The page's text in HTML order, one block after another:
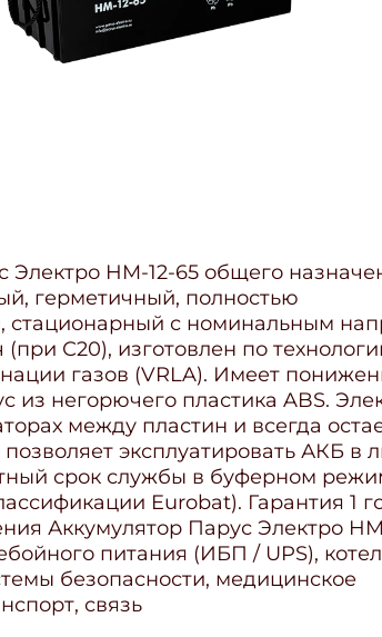
Электро HM-12-65 общего
герметичный, полностью
стационарный с номинальным
С20), изготовлен по
газов (VRLA). Имеет
из негорючего пластика ABS.
между пластин и всегда
эксплуатировать АКБ в
срок службы в буферном
Eurobat). Гарантия 1
Аккумулятор Парус Электро
питания (ИБП / UPS),
безопасности, медицинское
связь